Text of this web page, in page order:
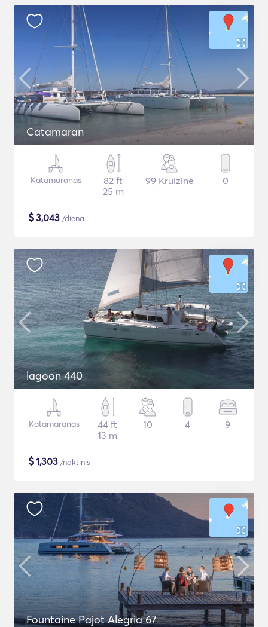
Catamaran
Katamaranas
82 ft
25 m
99 Kruizinė 0
$3,043 /diena
lagoon 440
Katamaranas
44 ft
13 m
10 4 9
$1,303 /naktinis
Fountaine Pajot Alegria 67